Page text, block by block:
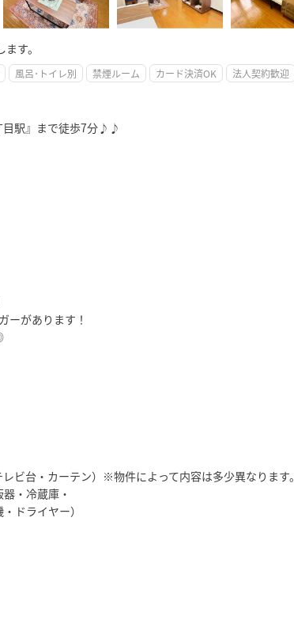
す。
風呂･トイレ別 禁煙ルーム カード決済OK
法人契約歓迎
目駅』まで徒歩7分♪♪
ーがあります！
ビ台・カーテン）※物件によって内容は多少異なります。
・冷蔵庫・
ライヤー）